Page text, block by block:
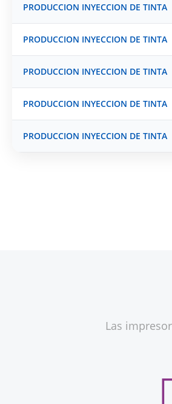
PRODUCCION INYECCION DE TINTA
PRODUCCION INYECCION DE TINTA
PRODUCCION INYECCION DE TINTA
PRODUCCION INYECCION DE TINTA
PRODUCCION INYECCION DE TINTA
Las